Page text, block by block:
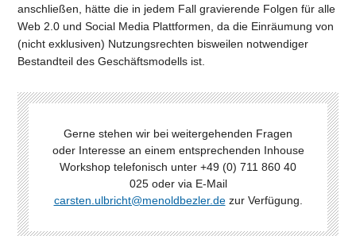
anschließen, hätte die in jedem Fall gravierende Folgen für alle
Web 2.0 und Social Media Plattformen, da die Einräumung von
(nicht exklusiven) Nutzungsrechten bisweilen notwendiger
Bestandteil des Geschäftsmodells ist.
Gerne stehen wir bei weitergehenden Fragen
oder Interesse an einem entsprechenden Inhouse
Workshop telefonisch unter +49 (0) 711 860 40
025 oder via E-Mail
carsten.ulbricht@menoldbezler.dezur Verfügung.